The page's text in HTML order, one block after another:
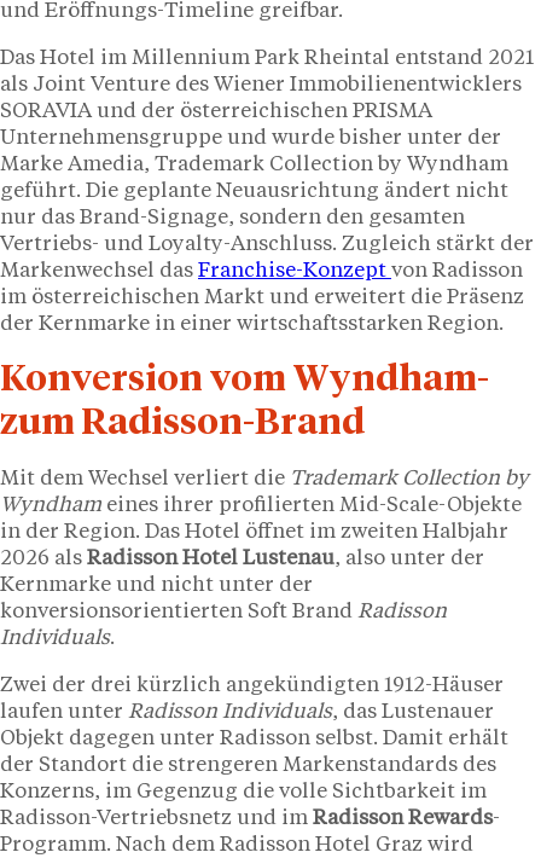
und Eröffnungs-Timeline greifbar.
Das Hotel im Millennium Park Rheintal entstand 2021
als Joint Venture des Wiener Immobilienentwicklers
SORAVIA und der österreichischen PRISMA
Unternehmensgruppe und wurde bisher unter der
Marke Amedia, Trademark Collection by Wyndham
geführt. Die geplante Neuausrichtung ändert nicht
nur das Brand-Signage, sondern den gesamten
Vertriebs- und Loyalty-Anschluss. Zugleich stärkt der
Markenwechsel das Franchise-Konzept von Radisson
im österreichischen Markt und erweitert die Präsenz
der Kernmarke in einer wirtschaftsstarken Region.
Konversion vom Wyndham-
zum Radisson-Brand
Mit dem Wechsel verliert die Trademark Collection by
Wyndham eines ihrer profilierten Mid-Scale-Objekte
in der Region. Das Hotel öffnet im zweiten Halbjahr
2026 als Radisson Hotel Lustenau, also unter der
Kernmarke und nicht unter der
konversionsorientierten Soft Brand Radisson
Individuals.
Zwei der drei kürzlich angekündigten 1912-Häuser
laufen unter Radisson Individuals, das Lustenauer
Objekt dagegen unter Radisson selbst. Damit erhält
der Standort die strengeren Markenstandards des
Konzerns, im Gegenzug die volle Sichtbarkeit im
Radisson-Vertriebsnetz und im Radisson Rewards-
Programm. Nach dem Radisson Hotel Graz wird